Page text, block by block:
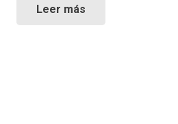
Leer más